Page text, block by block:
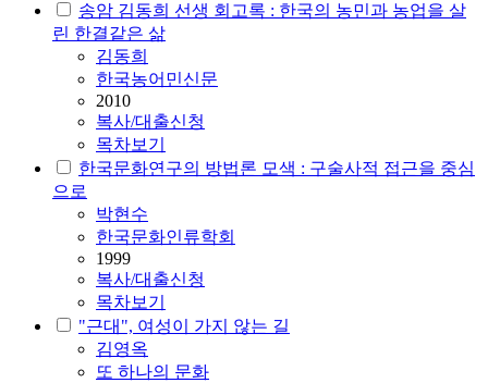
송암 김동희 선생 회고록 : 한국의 농민과 농업을 살
린 한결같은 삶
김동희
한국농어민신문
2010
복사/대출신청
목차보기
한국문화연구의 방법론 모색 : 구술사적 접근을 중심
으로
박현수
한국문화인류학회
1999
복사/대출신청
목차보기
"근대", 여성이 가지 않는 길
김영옥
또 하나의 문화